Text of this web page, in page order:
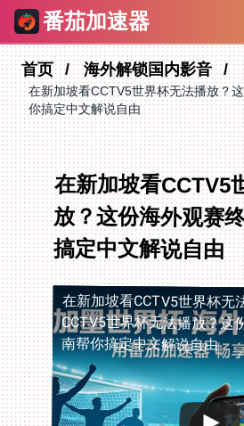
番茄加速器
首页 海外解锁国内影音
在新加坡看CCTV5世界杯无法播放？
你搞定中文解说自由
在新加坡看CCTV5
放？这份海外观赛
搞定中文解说自由
在新加坡看CCTV5世界杯无
南帮你搞定中文解说自由